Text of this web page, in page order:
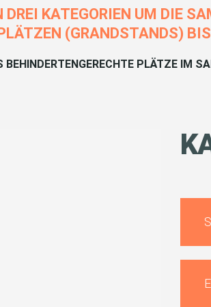
KATEGORIEN UM DIE
(GRANDSTANDS)
BEHINDERTENGERECHTE PLÄTZE IM